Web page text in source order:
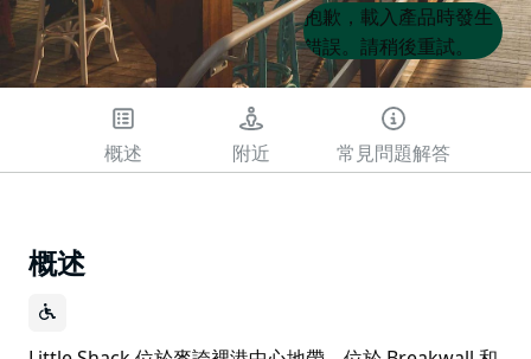
Product
List
Product
List
抱歉，載入產品時發生
錯誤。請稍後重試。
概述 附近 常見問題解答
概述